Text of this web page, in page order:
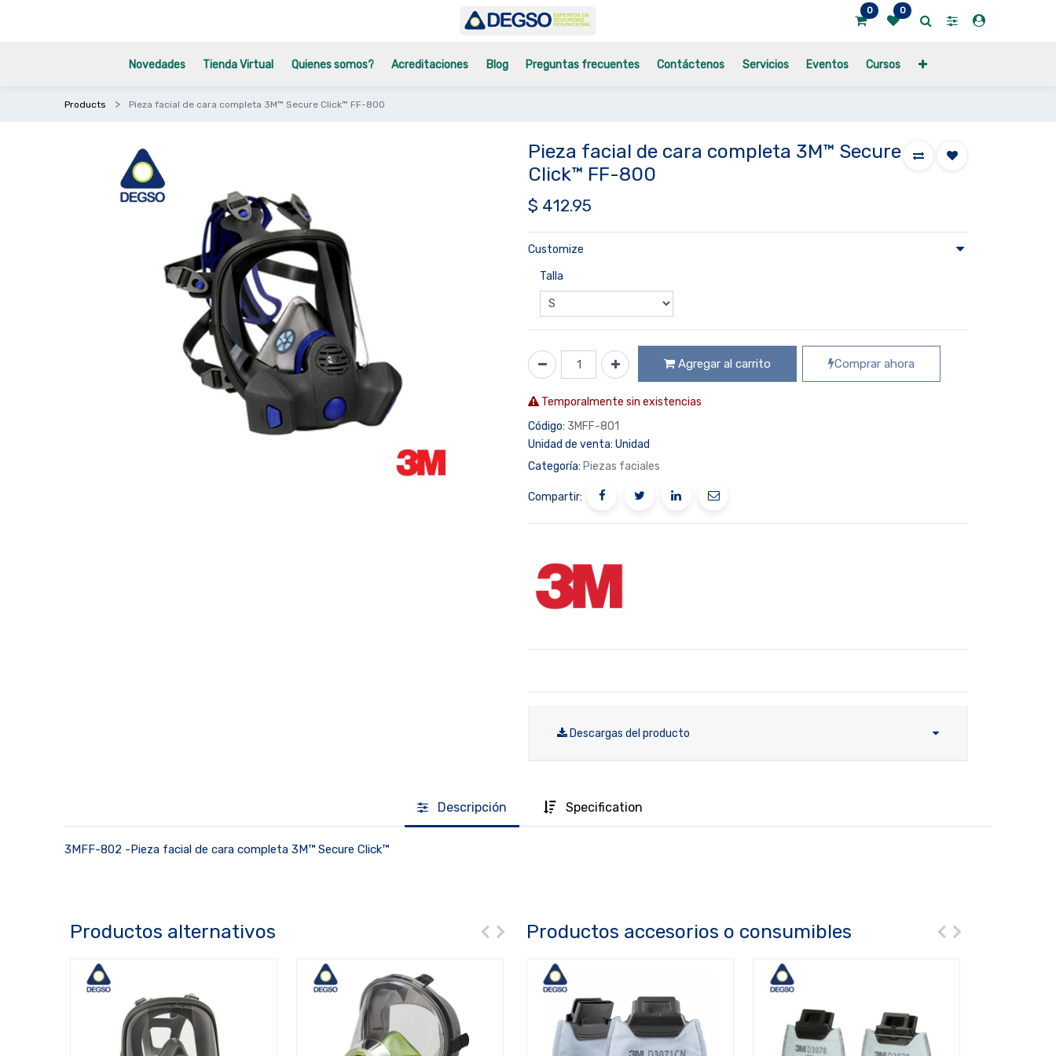
0 0
Novedades Tienda Virtual Quienes somos? Acreditaciones Blog Preguntas frecuentes Contáctenos Servicios Eventos Cursos
Products Pieza facial de cara completa 3M™ Secure Click™ FF-800
Pieza facial de cara completa 3M™ Secure
Click™ FF-800
$ 412.95
Customize
Talla
Agregar al carrito Comprar ahora
Temporalmente sin existencias
Código: 3MFF-801
Unidad de venta: Unidad
Categoría: Piezas faciales
Compartir:
Descargas del producto
Descripción Specification
3MFF-802 -Pieza facial de cara completa 3M™ Secure Click™
Productos alternativos Productos accesorios o consumibles